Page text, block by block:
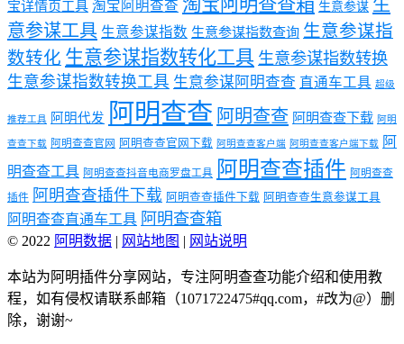
宝详情页工具 淘宝阿明查查 生意参谋 生
意参谋工具 生意参谋指数 生意参谋指数查询 生意参谋指
数转化 生意参谋指数转化工具 生意参谋指数转换
生意参谋指数转换工具 生意参谋阿明查查 直通车工具 超级
推荐工具 阿明代发 阿明查查 阿明查查 阿明查查下载 阿明
查查下载 阿明查查官网 阿明查查官网下载 阿明查查客户端 阿明查查客户端下载
阿
明查查工具 阿明查查抖音电商罗盘工具 阿明查查插件 阿明查查
插件 阿明查查插件下载 阿明查查插件下载 阿明查查生意参谋工具
阿明查查直通车工具 阿明查查箱
© 2022 阿明数据 | 网站地图 | 网站说明
本站为阿明插件分享网站，专注阿明查查功能介绍和使用教
程，如有侵权请联系邮箱（1071722475#qq.com，#改为@）删
除，谢谢~